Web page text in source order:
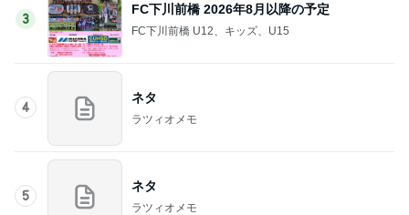
3
FC下川前橋 2026年8月以降の予定
FC下川前橋 U12、キッズ、U15
4
ネタ
ラツィオメモ
5
ネタ
ラツィオメモ